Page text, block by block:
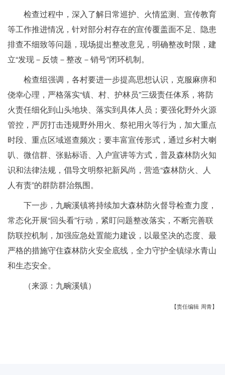
检查过程中，深入了解日常巡护、火情监测、宣传教育
等工作推进情况，针对部分村存在的宣传覆盖面不足、隐患
排查不细致等问题，现场提出整改意见，明确整改时限，建
立“发现－反馈－整改－销号”闭环机制。
检查组强调，各村要进一步提高思想认识，克服麻痹和
侥幸心理，严格落实“镇、村、护林员”三级责任体系，将防
火责任细化到山头地块、落实到具体人员；要强化野外火源
管控，严厉打击违规野外用火、祭祀用火等行为，加大重点
时段、重点区域巡查频次；要丰富宣传形式，通过乡村大喇
叭、微信群、张贴标语、入户宣讲等方式，普及森林防火知
识和法律法规，倡导文明祭祀新风尚，营造“森林防火、人
人有责”的群防群治氛围。
下一步，九畹溪镇将持续加大森林防火督导检查力度，
常态化开展“回头看”行动，紧盯问题整改落实，不断完善联
防联控机制，加强应急处置能力建设，以最坚决的态度、最
严格的措施守住森林防火安全底线，全力守护全镇绿水青山
和生态安全。
（来源：九畹溪镇）
【责任编辑 周青】